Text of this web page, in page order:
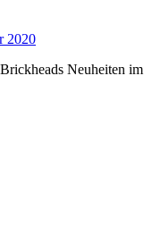
2020
Neuheiten im